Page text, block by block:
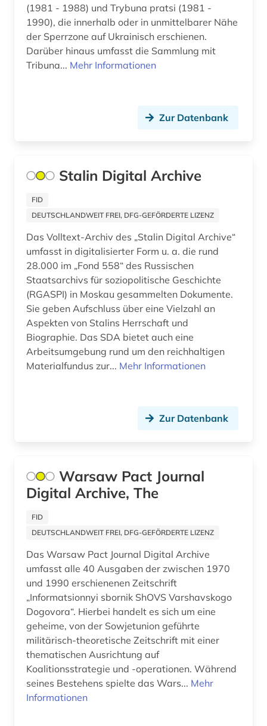
gumilev (1)
gus (3)
iberoromanistik (1)
indikatoren (1)
internationale politik (2)
internationales recht (1)
interview (2)
iosif v. (1)
islam (1)
italianistik (1)
ivanov, vja&#269 (1)
iwan a. (1)
johanniterorden (1)
josephinische landesaufnahme (1)
judaistik (1)
juden (1)
jugendliteratur (1)
(1981 - 1988) und Trybuna pratsi (1981 -
1990), die innerhalb oder in unmittelbarer Nähe
der Sperrzone auf Ukrainisch erschienen.
Darüber hinaus umfasst die Sammlung mit
Tribuna... Mehr Informationen
Zur Datenbank
Stalin Digital Archive
FID
DEUTSCHLANDWEIT FREI, DFG-GEFÖRDERTE LIZENZ
Das Volltext-Archiv des „Stalin Digital Archive“
umfasst in digitalisierter Form u. a. die rund
28.000 im „Fond 558“ des Russischen
Staatsarchivs für soziopolitische Geschichte
(RGASPI) in Moskau gesammelten Dokumente.
Sie geben Aufschluss über eine Vielzahl an
Aspekten von Stalins Herrschaft und
Biographie. Das SDA bietet auch eine
Arbeitsumgebung rund um den reichhaltigen
Materialfundus zur... Mehr Informationen
Zur Datenbank
Warsaw Pact Journal
Digital Archive, The
FID
DEUTSCHLANDWEIT FREI, DFG-GEFÖRDERTE LIZENZ
Das Warsaw Pact Journal Digital Archive
umfasst alle 40 Ausgaben der zwischen 1970
und 1990 erschienenen Zeitschrift
„Informatsionnyi sbornik ShOVS Varshavskogo
Dogovora“. Hierbei handelt es sich um eine
geheime, von der Sowjetunion geführte
militärisch-theoretische Zeitschrift mit einer
thematischen Ausrichtung auf
Koalitionsstrategie und -operationen. Während
seines Bestehens spielte das Wars... Mehr
Informationen